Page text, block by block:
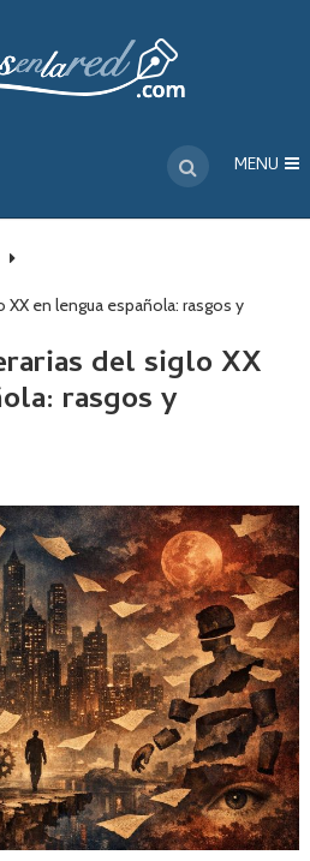
MENU
XX en lengua española: rasgos y
del siglo XX
rasgos y